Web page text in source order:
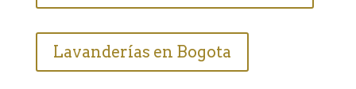
Lavanderías en Bogota